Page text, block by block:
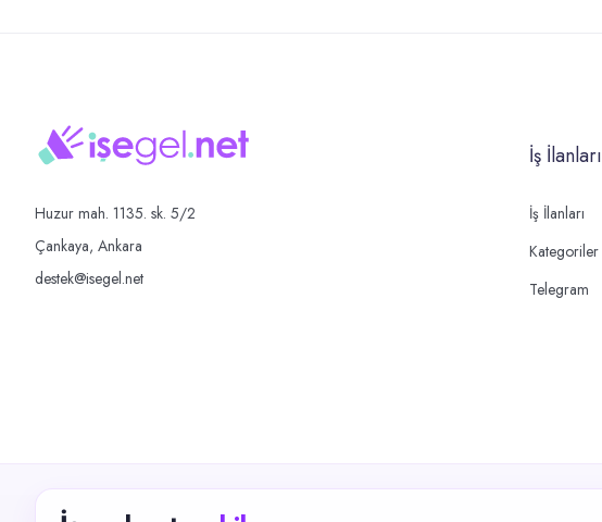
Huzur mah. 1135. sk. 5/2
Çankaya, Ankara
destek@isegel.net
İş İlanları
İş İlanları
Kategoriler
Telegram